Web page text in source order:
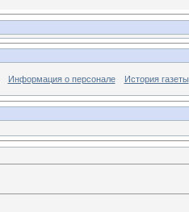
Информация о персонале История газеты